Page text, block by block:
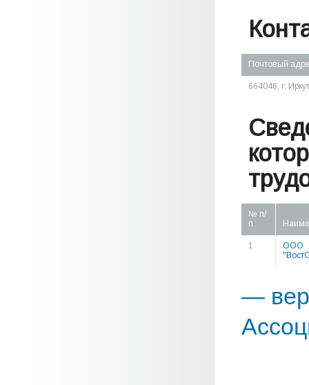
Почтовый
664046, г.
№ п/
п
1
ООО
—